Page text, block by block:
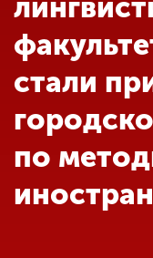
Наука
стали
по